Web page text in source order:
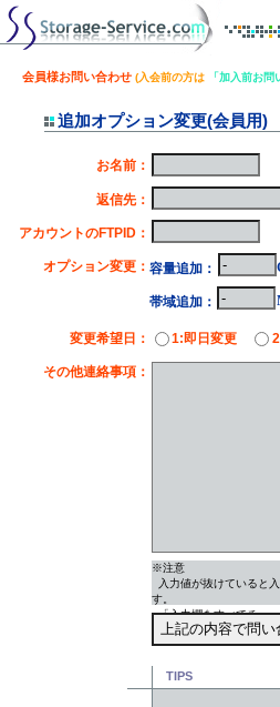
会員様お問い合わせ (入会前の方は 「加入前お問
追加オプション変更(会員用)
お名前：
返信先：
アカウントのFTPID：
オプション変更： 容量追加：
帯域追加：
変更希望日： 1:即日変更
その他連絡事項：
※注意
入力値が抜けていると
す。
「入力欄をすべてチェ
TIPS